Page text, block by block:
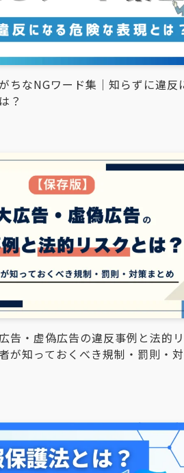
ちなNGワード集｜知らずに違反
？
告・虚偽広告の違反事例と法的
が知っておくべき規制・罰則・